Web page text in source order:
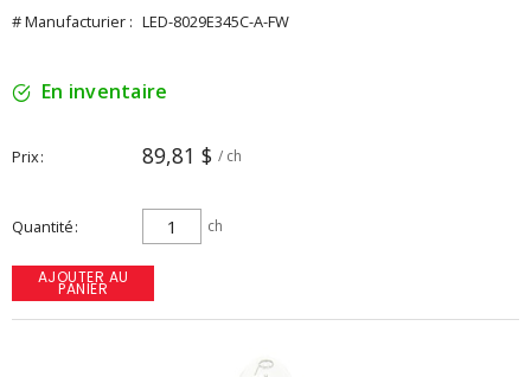
# Manufacturier : LED-8029E345C-A-FW
En inventaire
Prix 89,81 $ / ch
Quantité ch
AJOUTER AU
PANIER